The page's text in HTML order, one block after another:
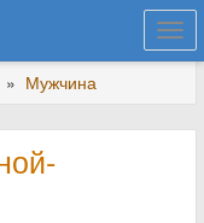
» Мужчина